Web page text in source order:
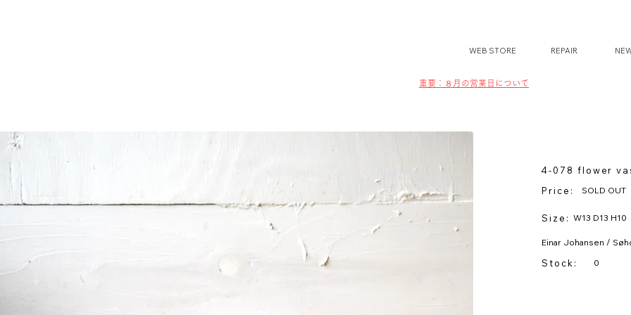
WEB STORE REPAIR
​​重要：８月の営業日について
4-078 flower
Price:
SOLD OUT
Size: W13 D13 H10
Einar Johansen /
Stock: 0